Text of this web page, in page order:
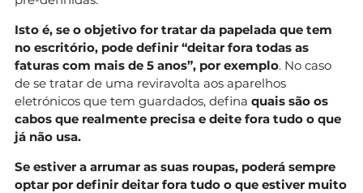
Isto é, se o objetivo for tratar da papelada que tem
no escritório, pode definir “deitar fora todas as
faturas com mais de 5 anos”, por exemplo. No caso
de se tratar de uma reviravolta aos aparelhos
eletrónicos que tem guardados, defina quais são os
cabos que realmente precisa e deite fora tudo o que
já não usa.
Se estiver a arrumar as suas roupas, poderá sempre
optar por definir deitar fora tudo o que estiver muito